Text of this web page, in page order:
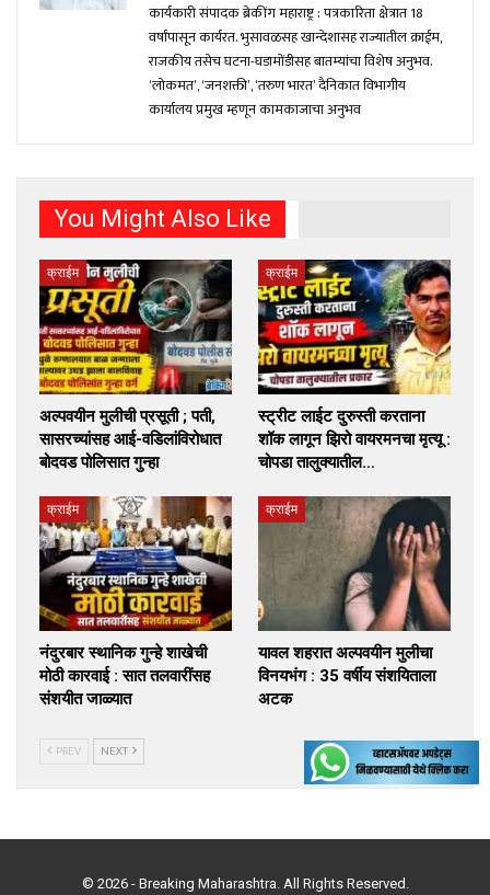
कार्यकारी संपादक ब्रेकींग महाराष्ट्र : पत्रकारिता क्षेत्रात 18
वर्षांपासून कार्यरत. भुसावळसह खान्देशासह राज्यातील क्राईम,
राजकीय तसेच घटना-घडामोंडीसह बातम्यांचा विशेष अनुभव.
‘लोकमत’, ‘जनशक्ती’, ‘तरुण भारत’ दैनिकात विभागीय
कार्यालय प्रमुख म्हणून कामकाजाचा अनुभव
You Might Also Like
क्राईम
अल्पवयीन मुलीची प्रसूती ; पती,
सासरच्यांसह आई-वडिलांविरोधात
बोदवड पोलिसात गुन्हा
क्राईम
स्ट्रीट लाईट दुरुस्ती करताना
शॉक लागून झिरो वायरमनचा मृत्यू :
चोपडा तालुक्यातील…
क्राईम
नंदुरबार स्थानिक गुन्हे शाखेची
मोठी कारवाई : सात तलवारींसह
संशयीत जाळ्यात
क्राईम
यावल शहरात अल्पवयीन मुलीचा
विनयभंग : 35 वर्षीय संशयिताला
अटक
PREV NEXT
© 2026 - Breaking Maharashtra. All Rights Reserved.